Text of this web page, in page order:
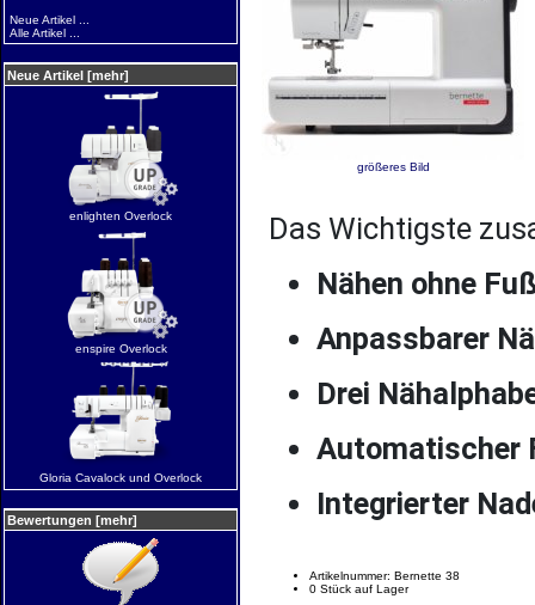
Neue Artikel ...
Alle Artikel ...
Neue Artikel [mehr]
enlighten Overlock
enspire Overlock
Gloria Cavalock und Overlock
Bewertungen [mehr]
größeres Bild
Das Wichtigste
Nähen ohne
Anpassbarer
Drei
Automatischer
Integrierter
Artikelnummer: Bernette 38
0 Stück auf Lager